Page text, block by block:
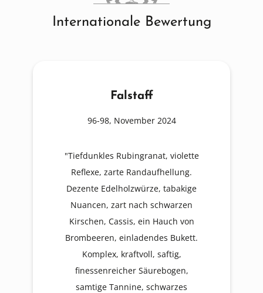
Internationale Bewertung
Falstaff
96-98, November 2024
"Tiefdunkles Rubingranat, violette
Reflexe, zarte Randaufhellung.
Dezente Edelholzwürze, tabakige
Nuancen, zart nach schwarzen
Kirschen, Cassis, ein Hauch von
Brombeeren, einladendes Bukett.
Komplex, kraftvoll, saftig,
finessenreicher Säurebogen,
samtige Tannine, schwarzes